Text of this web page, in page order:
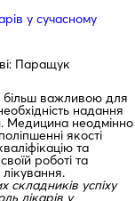
у сучасному
Паращук
більш важливою для
надання
Медицина неодмінно
якості
та
роботі та
складників успіху
лікарів у